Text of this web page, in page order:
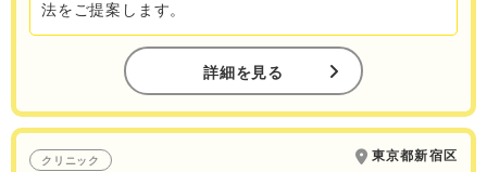
法をご提案します。
詳細を見る
クリニック 東京都新宿区